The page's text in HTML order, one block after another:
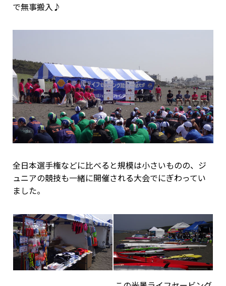
で無事搬入♪
全日本選手権などに比べると規模は小さいものの、ジ
ュニアの競技も一緒に開催される大会でにぎわってい
ました。